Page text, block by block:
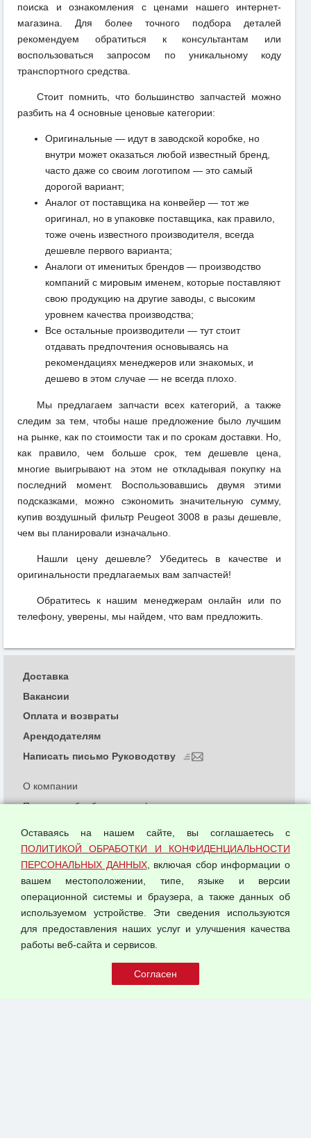
поиска и ознакомления с ценами нашего интернет-
магазина. Для более точного подбора деталей
рекомендуем обратиться к консультантам или
воспользоваться запросом по уникальному коду
транспортного средства.
Стоит помнить, что большинство запчастей можно
разбить на 4 основные ценовые категории:
Оригинальные — идут в заводской коробке, но
внутри может оказаться любой известный бренд,
часто даже со своим логотипом — это самый
дорогой вариант;
Аналог от поставщика на конвейер — тот же
оригинал, но в упаковке поставщика, как правило,
тоже очень известного производителя, всегда
дешевле первого варианта;
Аналоги от именитых брендов — производство
компаний с мировым именем, которые поставляют
свою продукцию на другие заводы, с высоким
уровнем качества производства;
Все остальные производители — тут стоит
отдавать предпочтения основываясь на
рекомендациях менеджеров или знакомых, и
дешево в этом случае — не всегда плохо.
Мы предлагаем запчасти всех категорий, а также
следим за тем, чтобы наше предложение было лучшим
на рынке, как по стоимости так и по срокам доставки. Но,
как правило, чем больше срок, тем дешевле цена,
многие выигрывают на этом не откладывая покупку на
последний момент. Воспользовавшись двумя этими
подсказками, можно сэкономить значительную сумму,
купив воздушный фильтр Peugeot 3008 в разы дешевле,
чем вы планировали изначально.
Нашли цену дешевле? Убедитесь в качестве и
оригинальности предлагаемых вам запчастей!
Обратитесь к нашим менеджерам онлайн или по
телефону, уверены, мы найдем, что вам предложить.
© 2026 ООО "Феникс"
О компании
Политика обработки и конфиденциальности
Согласием на обработку персональных данных
Оферта оптовой купли-продажи
Публичная оферта
Доставка
Вакансии
Оплата и возвраты
Арендодателям
Написать письмо Руководству
Оставаясь на нашем сайте, вы соглашаетесь с
ПОЛИТИКОЙ ОБРАБОТКИ И КОНФИДЕНЦИАЛЬНОСТИ
ПЕРСОНАЛЬНЫХ ДАННЫХ, включая сбор информации о
вашем местоположении, типе, языке и версии
операционной системы и браузера, а также данных об
используемом устройстве. Эти сведения используются
для предоставления наших услуг и улучшения качества
работы веб-сайта и сервисов.